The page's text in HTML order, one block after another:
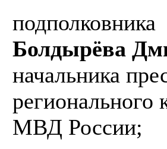
подполковника
Болдырёва
начальника
регионального
МВД России;